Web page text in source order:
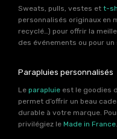
Sweats, pulls, vestes et t-
personnalisés originaux en
recyclé…) pour offrir la
des événements ou pour
Parapluies personnalisés
Le parapluie est le goodies
permet d’offrir un beau
durable à votre marque.
privilégiez le Made in France.